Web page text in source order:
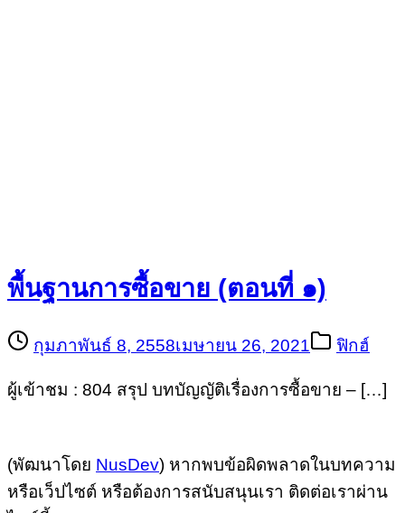
พื้นฐานการซื้อขาย (ตอนที่ ๑)
กุมภาพันธ์ 8, 2558เมษายน 26, 2021 ฟิกฮ์
ผู้เข้าชม : 804 สรุป บทบัญญัติเรื่องการซื้อขาย – […]
(พัฒนาโดย NusDev) หากพบข้อผิดพลาดในบทความ
หรือเว็ปไซต์ หรือต้องการสนับสนุนเรา ติดต่อเราผ่าน